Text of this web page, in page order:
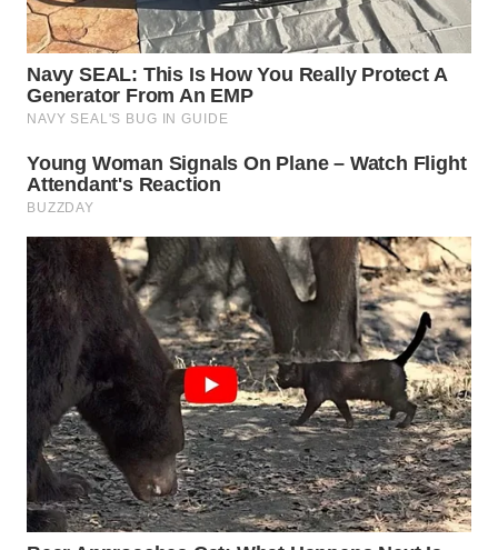
LAWAS
WN
SUMEDANG
CIANJUR
WN
KEPULAUAN
SERIBU
WN
TANGERANG
WN
BINJAI
WN
CIREBON